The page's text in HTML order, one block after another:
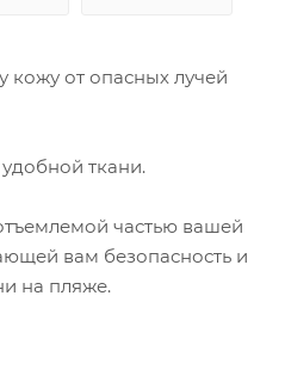
кожу от опасных лучей
ткани.
частью вашей
вам безопасность и
на пляже.